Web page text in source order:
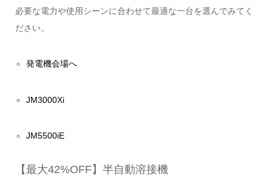
必要な電力や使用シーンに合わせて最適な一台を選んでみてく
ださい。
発電機会場へ
JM3000Xi
JM5500iE
【最大42%OFF】半自動溶接機